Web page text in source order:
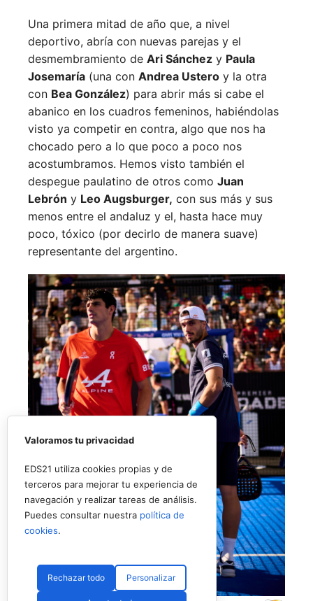
Una primera mitad de año que, a nivel
deportivo, abría con nuevas parejas y el
desmembramiento de Ari Sánchez y Paula
Josemaría (una con Andrea Ustero y la otra
con Bea González) para abrir más si cabe el
abanico en los cuadros femeninos, habiéndolas
visto ya competir en contra, algo que nos ha
chocado pero a lo que poco a poco nos
acostumbramos. Hemos visto también el
despegue paulatino de otros como Juan
Lebrón y Leo Augsburger, con sus más y sus
menos entre el andaluz y el, hasta hace muy
poco, tóxico (por decirlo de manera suave)
representante del argentino.
Valoramos tu privacidad
EDS21 utiliza cookies propias y de
terceros para mejorar tu experiencia de
navegación y realizar tareas de análisis.
Puedes consultar nuestra política de
cookies.
Rechazar todo Personalizar